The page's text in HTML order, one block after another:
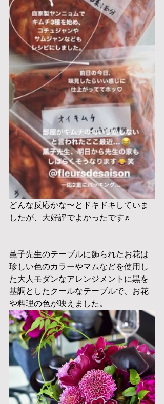
どんな反応かな〜とドキドキしていま
したが、大好評でよかったです♬
薫子先生のテーブルに飾られたお花は
珍しい色のカラーやマムなどを使用し
た大人モダンなアレンジメントに黒を
基調としたクールなテーブルで、お花
や料理の色が映えました。